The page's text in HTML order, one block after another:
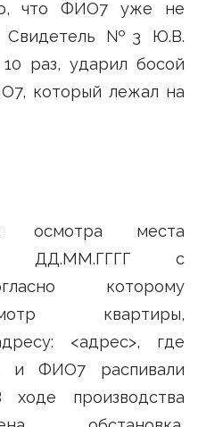
что ФИО7 уже не
Свидетель №3 Ю.В.
раз, ударил босой
который лежал на
осмотра места
ДД.ММ.ГГГГ с
которому
квартиры,
<адрес>, где
ФИО7 распивали
производства